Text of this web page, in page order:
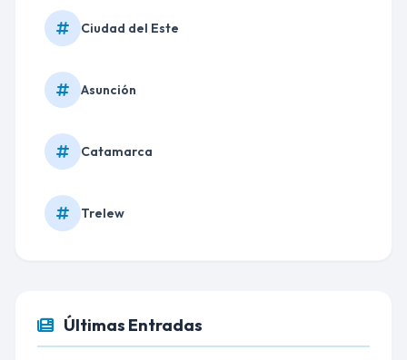
Ciudad del Este
Asunción
Catamarca
Trelew
Últimas Entradas